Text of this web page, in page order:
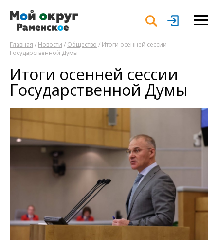
Главная / Новости / Общество / Итоги осенней сессии
Государственной Думы
Итоги осенней сессии
Государственной Думы